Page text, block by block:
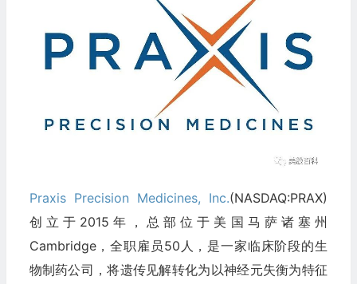
Praxis Precision Medicines, Inc.(NASDAQ:PRAX)
创立于2015年，总部位于美国马萨诸塞州
Cambridge，全职雇员50人，是一家临床阶段的生
物制药公司，将遗传见解转化为以神经元失衡为特征